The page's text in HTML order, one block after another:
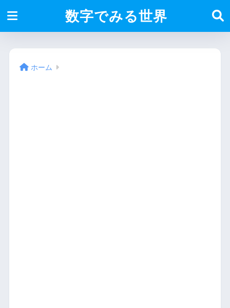
数字でみる世界
ホーム